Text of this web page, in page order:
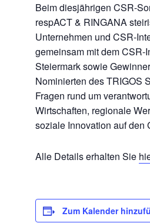
Beim diesjährigen CSR-
respACT & RINGANA
Unternehmen und CSR-
gemeinsam mit dem CSR-
Steiermark sowie
Nominierten des TRIGOS
Fragen rund um
Wirtschaften, regionale
soziale Innovation auf den
Alle Details erhalten Sie
Zum Kalender